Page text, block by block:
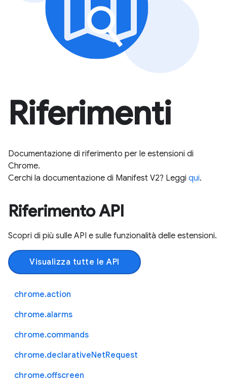
Riferimenti
Documentazione di riferimento per le estensioni di
Chrome.
Cerchi la documentazione di Manifest V2? Leggi qui.
Riferimento API
Scopri di più sulle API e sulle funzionalità delle estensioni.
Visualizza tutte le API
chrome.action
chrome.alarms
chrome.commands
chrome.declarativeNetRequest
chrome.offscreen